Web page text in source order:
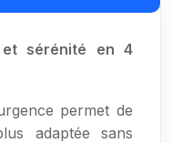
sérénité en 4
permet de
adaptée sans